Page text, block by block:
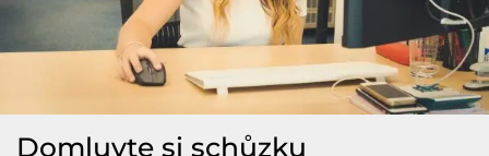
Domluvte si schůzku